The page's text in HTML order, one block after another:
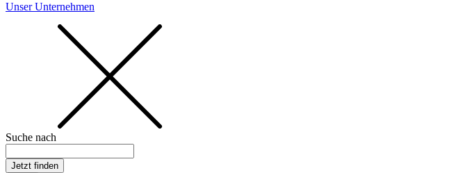
Unser Unternehmen
Suche nach